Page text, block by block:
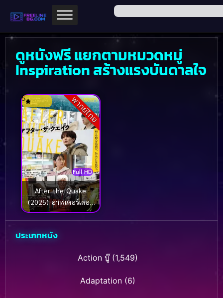
ดูหนังฟรี แยกตามหมวดหมู่
Inspiration สร้างแรงบันดาลใจ
พากย์ไทย
Full HD
5
After the Quake
(2025) อาฟเตอร์เดอะ
เควก
ประเภทหนัง
Action บู๊(1,549)
Adaptation (6)